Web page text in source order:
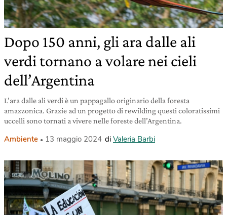
Dopo 150 anni, gli ara dalle ali
verdi tornano a volare nei cieli
dell’Argentina
L’ara dalle ali verdi è un pappagallo originario della foresta
amazzonica. Grazie ad un progetto di rewilding questi coloratissimi
uccelli sono tornati a vivere nelle foreste dell’Argentina.
Ambiente 13 maggio 2024 di Valeria Barbi